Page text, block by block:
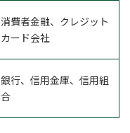
消費者金融、クレジット
カード会社
銀行、信用金庫、信用組
合